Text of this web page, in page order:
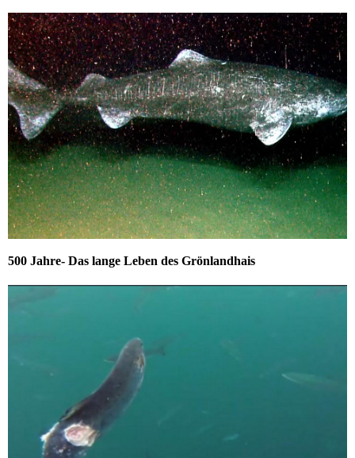
500 Jahre- Das lange Leben des Grönlandhais